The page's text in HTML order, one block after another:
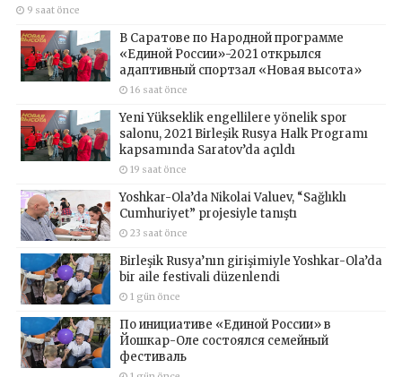
9 saat önce
В Саратове по Народной программе
«Единой России»-2021 открылся
адаптивный спортзал «Новая высота»
16 saat önce
Yeni Yükseklik engellilere yönelik spor
salonu, 2021 Birleşik Rusya Halk Programı
kapsamında Saratov’da açıldı
19 saat önce
Yoshkar-Ola’da Nikolai Valuev, “Sağlıklı
Cumhuriyet” projesiyle tanıştı
23 saat önce
Birleşik Rusya’nın girişimiyle Yoshkar-Ola’da
bir aile festivali düzenlendi
1 gün önce
По инициативе «Единой России» в
Йошкар-Оле состоялся семейный
фестиваль